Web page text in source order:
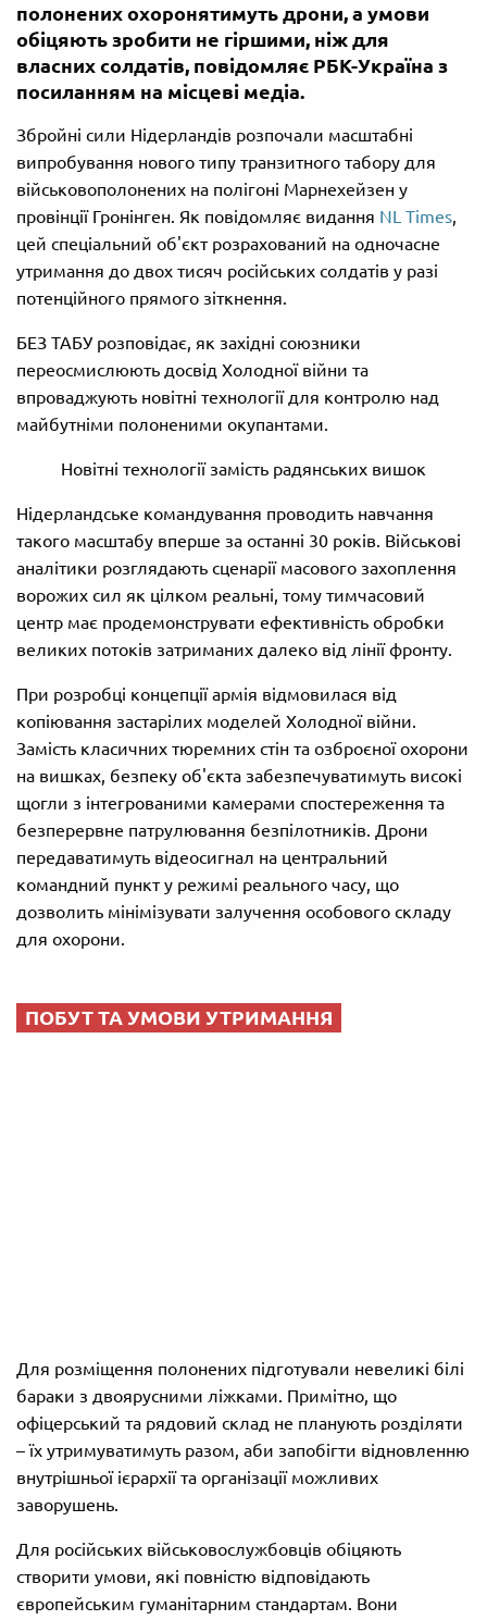
полонених охоронятимуть дрони, а умови
обіцяють зробити не гіршими, ніж для
власних солдатів, повідомляє РБК-Україна з
посиланням на місцеві медіа.
Збройні сили Нідерландів розпочали масштабні
випробування нового типу транзитного табору для
військовополонених на полігоні Марнехейзен у
провінції Гронінген. Як повідомляє видання NL Times,
цей спеціальний об'єкт розрахований на одночасне
утримання до двох тисяч російських солдатів у разі
потенційного прямого зіткнення.
БЕЗ ТАБУ розповідає, як західні союзники
переосмислюють досвід Холодної війни та
впроваджують новітні технології для контролю над
майбутніми полоненими окупантами.
Новітні технології замість радянських вишок
Нідерландське командування проводить навчання
такого масштабу вперше за останні 30 років. Військові
аналітики розглядають сценарії масового захоплення
ворожих сил як цілком реальні, тому тимчасовий
центр має продемонструвати ефективність обробки
великих потоків затриманих далеко від лінії фронту.
При розробці концепції армія відмовилася від
копіювання застарілих моделей Холодної війни.
Замість класичних тюремних стін та озброєної охорони
на вишках, безпеку об'єкта забезпечуватимуть високі
щогли з інтегрованими камерами спостереження та
безперервне патрулювання безпілотників. Дрони
передаватимуть відеосигнал на центральний
командний пункт у режимі реального часу, що
дозволить мінімізувати залучення особового складу
для охорони.
ПОБУТ ТА УМОВИ УТРИМАННЯ
Для розміщення полонених підготували невеликі білі
бараки з двоярусними ліжками. Примітно, що
офіцерський та рядовий склад не планують розділяти
– їх утримуватимуть разом, аби запобігти відновленню
внутрішньої ієрархії та організації можливих
заворушень.
Для російських військовослужбовців обіцяють
створити умови, які повністю відповідають
європейським гуманітарним стандартам. Вони